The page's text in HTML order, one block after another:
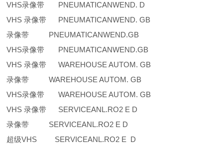
VHS录像带 PNEUMATICANWEND. D
VHS 录像带 PNEUMATICANWEND. GB
录像带 PNEUMATICANWEND.GB
VHS录像带 PNEUMATICANWEND.GB
VHS 录像带 WAREHOUSE AUTOM. GB
录像带 WAREHOUSE AUTOM. GB
VHS录像带 WAREHOUSE AUTOM. GB
VHS 录像带 SERVICEANL.RO2 E D
录像带 SERVICEANL.RO2 E D
超级VHS SERVICEANL.RO2 E D